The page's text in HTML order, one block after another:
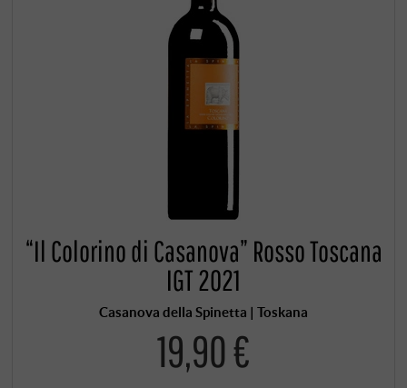
“Il Colorino di Casanova” Rosso Toscana
IGT 2021
Casanova della Spinetta | Toskana
19,90 €